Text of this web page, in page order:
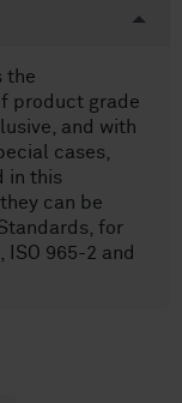
the
product grade
and with
cases,
in this
can be
for
ISO 965-2 and